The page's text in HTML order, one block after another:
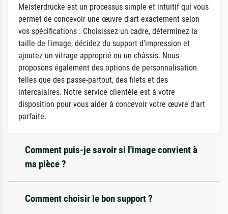
Meisterdrucke est un processus simple et intuitif qui vous
permet de concevoir une œuvre d'art exactement selon
vos spécifications : Choisissez un cadre, déterminez la
taille de l'image, décidez du support d'impression et
ajoutez un vitrage approprié ou un châssis. Nous
proposons également des options de personnalisation
telles que des passe-partout, des filets et des
intercalaires. Notre service clientèle est à votre
disposition pour vous aider à concevoir votre œuvre d'art
parfaite.
Comment puis-je savoir si l'image convient à
ma pièce ?
Comment choisir le bon support ?